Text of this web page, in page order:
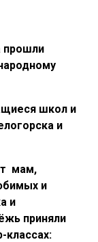
прошли
школ и
и
мам,
и
и
приняли
классах: